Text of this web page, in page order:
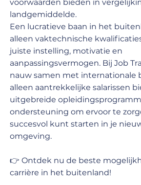
voorwaarden bieden in
landgemiddelde.
Een lucratieve baan in het
alleen vaktechnische
juiste instelling, motivatie en
aanpassingsvermogen. Bij Job
nauw samen met internationale
alleen aantrekkelijke salarissen
uitgebreide
ondersteuning om ervoor te
succesvol kunt starten in je
omgeving.
👉 Ontdek nu de beste
carrière in het buitenland!